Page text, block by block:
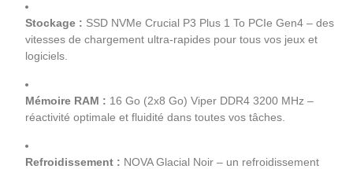
Stockage : SSD NVMe Crucial P3 Plus 1 To PCIe Gen4 – des
vitesses de chargement ultra-rapides pour tous vos jeux et
logiciels.
Mémoire RAM : 16 Go (2x8 Go) Viper DDR4 3200 MHz –
réactivité optimale et fluidité dans toutes vos tâches.
Refroidissement : NOVA Glacial Noir – un refroidissement